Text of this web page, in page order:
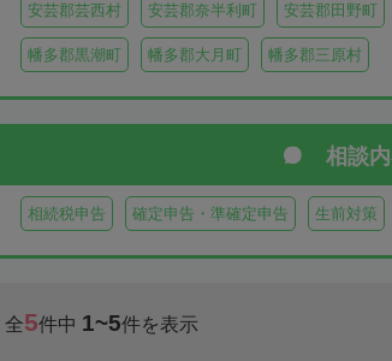
安芸郡芸西村 安芸郡奈半利町 安芸郡田野町
幡多郡黒潮町 幡多郡大月町 幡多郡三原村
相談
相続税申告 確定申告・準確定申告 生前対策
全5件中 1~5件を表示